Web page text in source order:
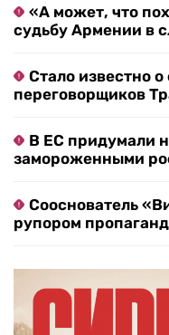
«А может, что
судьбу Армении в
Стало известно
переговорщиков
В ЕС придумали
замороженными
Сооснователь
рупором